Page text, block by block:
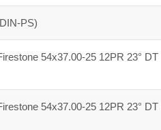
PS)
54x37.00-25 12PR 23°
54x37.00-25 12PR 23°